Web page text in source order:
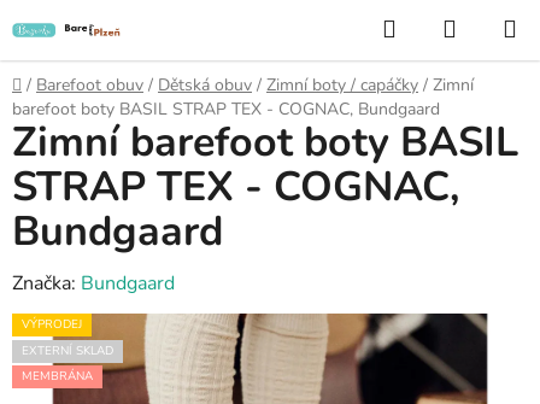
na
obsah
Hledat
KOŠÍK
Domů
/ Barefoot obuv / Dětská obuv / Zimní boty / capáčky / Zimní
barefoot boty BASIL STRAP TEX - COGNAC, Bundgaard
Zimní barefoot boty BASIL
STRAP TEX - COGNAC,
Bundgaard
Značka: Bundgaard
VÝPRODEJ
EXTERNÍ SKLAD
MEMBRÁNA